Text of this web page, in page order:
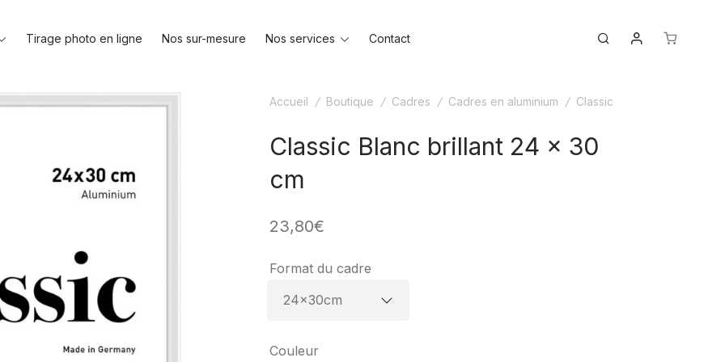
ToggleTirage photo en ligne Nos sur-mesure Nos services
ToggleContact Search Mon compte
Accueil / Boutique / Cadres / Cadres en aluminium / Classic
Classic Blanc brillant 24 x 30
cm
23,80€
Format du cadre
Couleur